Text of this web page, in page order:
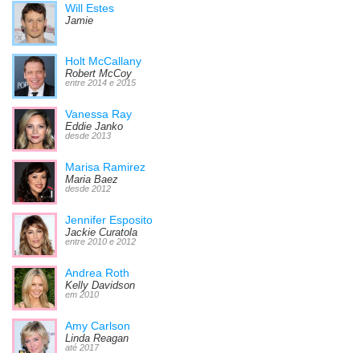
Will Estes
Jamie
Holt McCallany
Robert McCoy
entre 2014 e 2015
Vanessa Ray
Eddie Janko
desde 2013
Marisa Ramirez
Maria Baez
desde 2012
Jennifer Esposito
Jackie Curatola
entre 2010 e 2012
Andrea Roth
Kelly Davidson
em 2010
Amy Carlson
Linda Reagan
até 2017